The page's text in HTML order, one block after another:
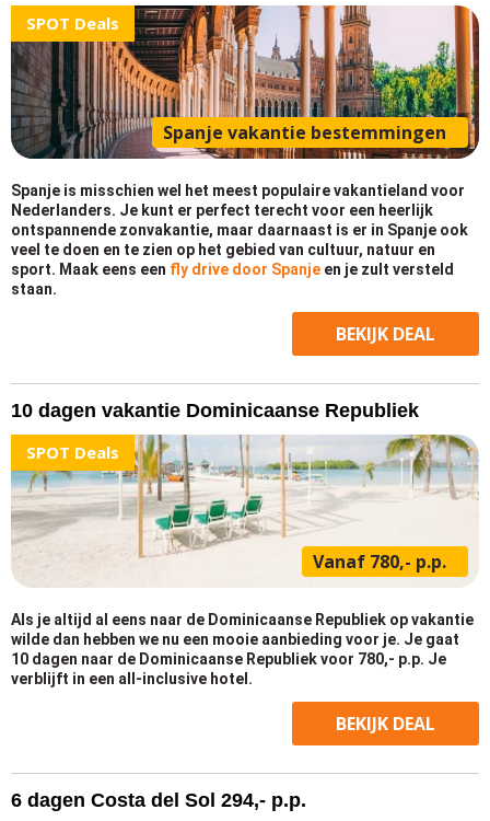
SPOT Deals
Spanje vakantie bestemmingen
Spanje is misschien wel het meest populaire vakantieland voor
Nederlanders. Je kunt er perfect terecht voor een heerlijk
ontspannende zonvakantie, maar daarnaast is er in Spanje ook
veel te doen en te zien op het gebied van cultuur, natuur en
sport. Maak eens een fly drive door Spanje en je zult versteld
staan.
BEKIJK DEAL
10 dagen vakantie Dominicaanse Republiek
SPOT Deals
Vanaf 780,- p.p.
Als je altijd al eens naar de Dominicaanse Republiek op vakantie
wilde dan hebben we nu een mooie aanbieding voor je. Je gaat
10 dagen naar de Dominicaanse Republiek voor 780,- p.p. Je
verblijft in een all-inclusive hotel.
BEKIJK DEAL
6 dagen Costa del Sol 294,- p.p.